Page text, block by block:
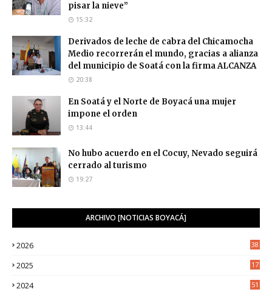
pisar la nieve”
15:32
Derivados de leche de cabra del Chicamocha
Medio recorrerán el mundo, gracias a alianza
del municipio de Soatá con la firma ALCANZA
20:38
En Soatá y el Norte de Boyacá una mujer
impone el orden
13:44
No hubo acuerdo en el Cocuy, Nevado seguirá
cerrado al turismo
19:27
ARCHIVO [NOTICIAS BOYACÁ]
2026 38
2025
17
2024 51